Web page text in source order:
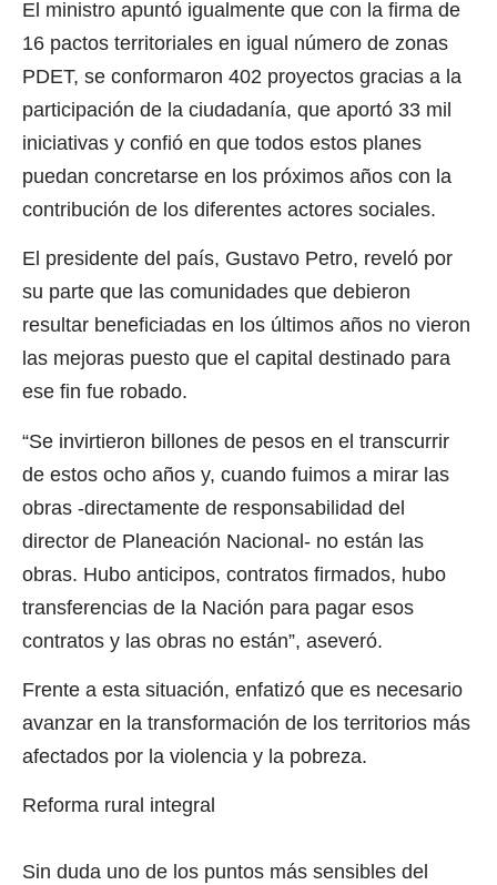
El ministro apuntó igualmente que con la firma de
16 pactos territoriales en igual número de zonas
PDET, se conformaron 402 proyectos gracias a la
participación de la ciudadanía, que aportó 33 mil
iniciativas y confió en que todos estos planes
puedan concretarse en los próximos años con la
contribución de los diferentes actores sociales.
El presidente del país, Gustavo Petro, reveló por
su parte que las comunidades que debieron
resultar beneficiadas en los últimos años no vieron
las mejoras puesto que el capital destinado para
ese fin fue robado.
“Se invirtieron billones de pesos en el transcurrir
de estos ocho años y, cuando fuimos a mirar las
obras -directamente de responsabilidad del
director de Planeación Nacional- no están las
obras. Hubo anticipos, contratos firmados, hubo
transferencias de la Nación para pagar esos
contratos y las obras no están”, aseveró.
Frente a esta situación, enfatizó que es necesario
avanzar en la transformación de los territorios más
afectados por la violencia y la pobreza.
Reforma rural integral
Sin duda uno de los puntos más sensibles del